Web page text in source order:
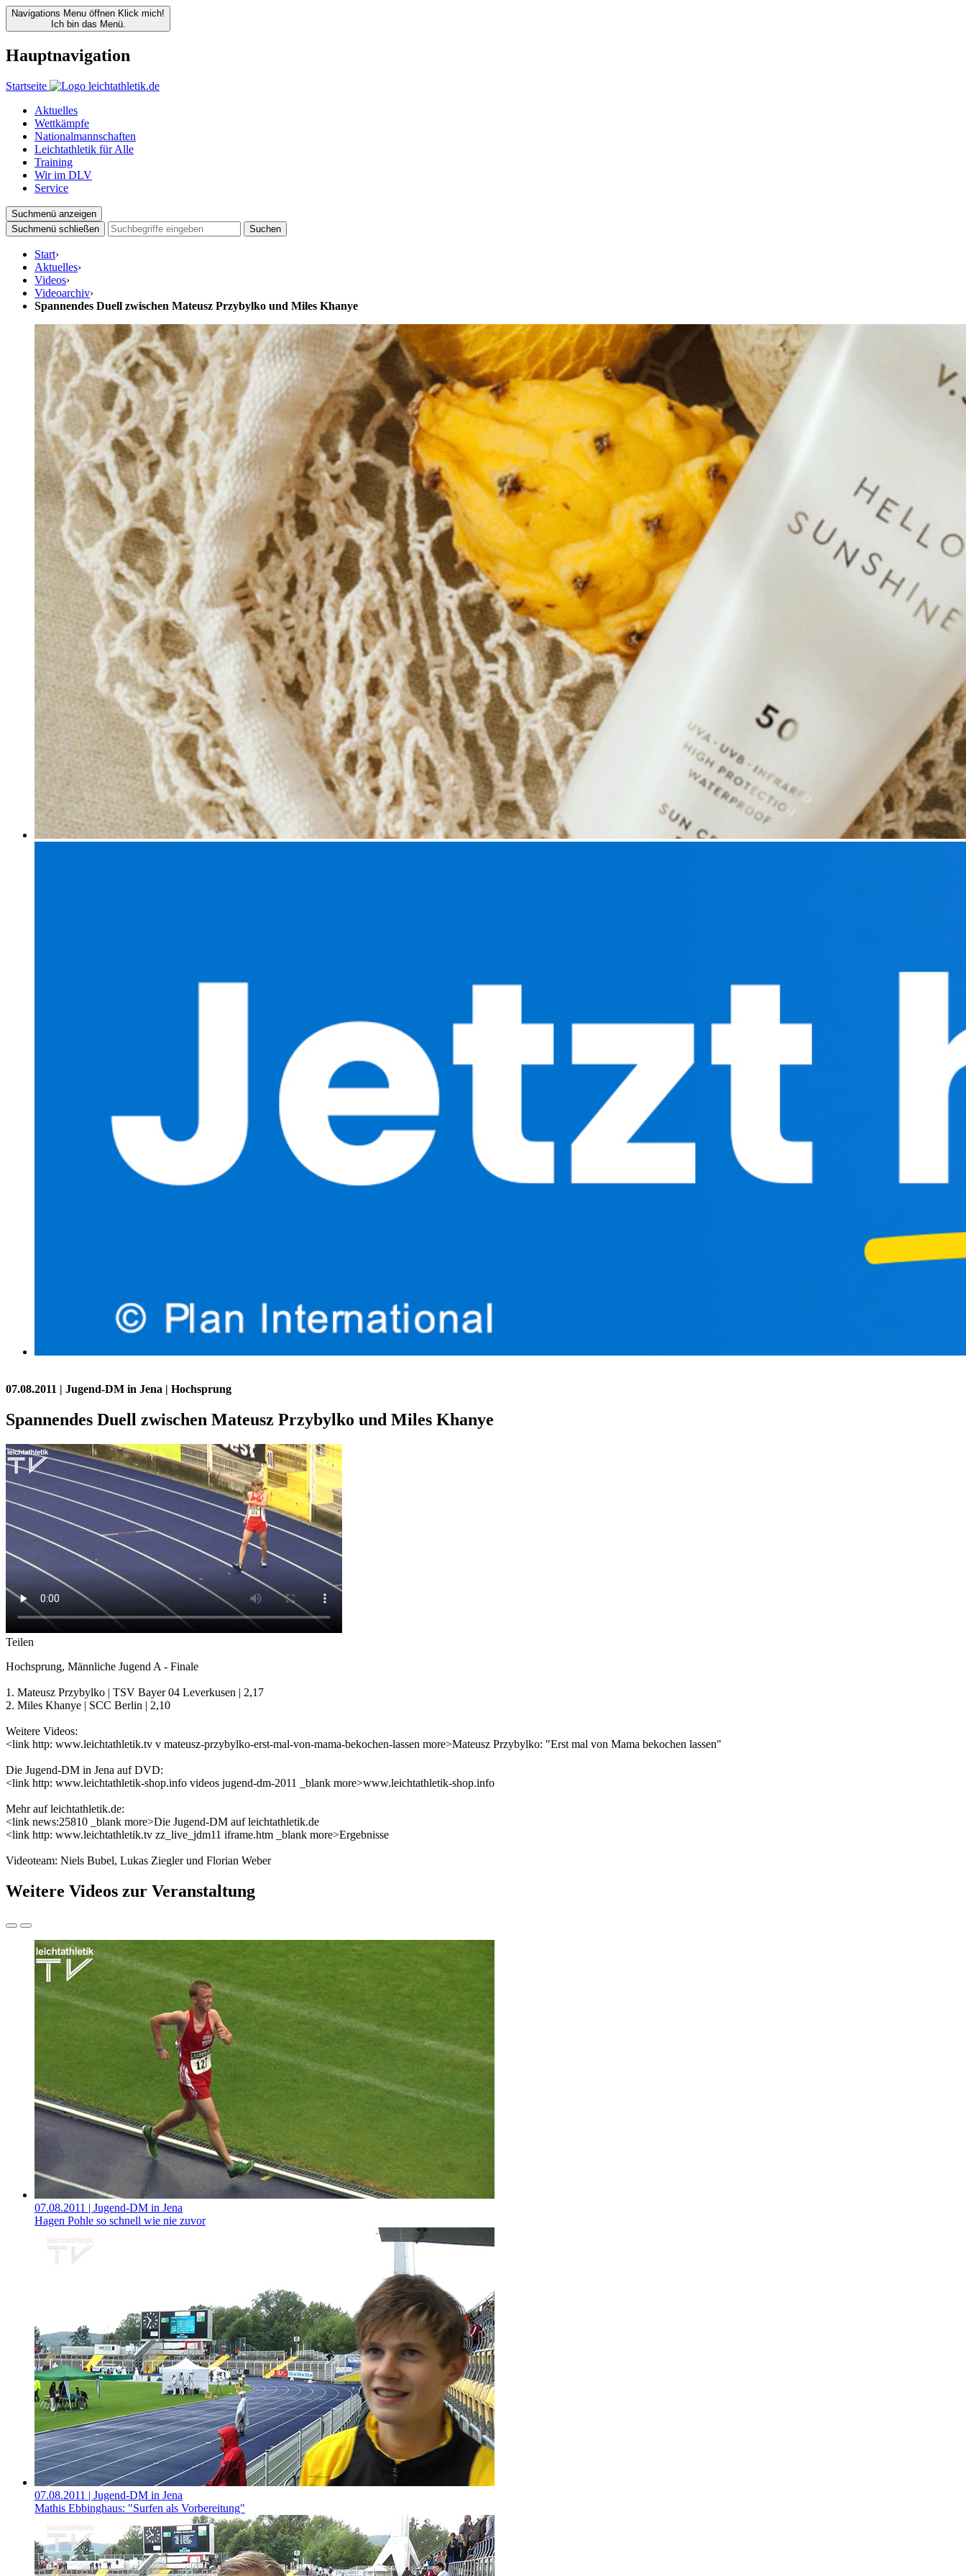
Navigations Menu öffnen Klick mich!
Ich bin das Menü.
Hauptnavigation
Startseite
Aktuelles
Wettkämpfe
Nationalmannschaften
Leichtathletik für Alle
Training
Wir im DLV
Service
Suchmenü anzeigen
Suchmenü schließen
Suchen
Start›
Aktuelles›
Videos›
Videoarchiv›
Spannendes Duell zwischen Mateusz Przybylko und Miles Khanye
07.08.2011 | Jugend-DM in Jena | Hochsprung
Spannendes Duell zwischen Mateusz Przybylko und Miles Khanye
Teilen
Hochsprung, Männliche Jugend A - Finale
1. Mateusz Przybylko | TSV Bayer 04 Leverkusen | 2,17
2. Miles Khanye | SCC Berlin | 2,10
Weitere Videos:
<link http: www.leichtathletik.tv v mateusz-przybylko-erst-mal-von-mama-bekochen-lassen more>Mateusz Przybylko: "Erst mal von Mama bekochen lassen"
Die Jugend-DM in Jena auf DVD:
<link http: www.leichtathletik-shop.info videos jugend-dm-2011 _blank more>www.leichtathletik-shop.info
Mehr auf leichtathletik.de:
<link news:25810 _blank more>Die Jugend-DM auf leichtathletik.de
<link http: www.leichtathletik.tv zz_live_jdm11 iframe.htm _blank more>Ergebnisse
Videoteam: Niels Bubel, Lukas Ziegler und Florian Weber
Weitere Videos zur Veranstaltung
07.08.2011 | Jugend-DM in Jena
Hagen Pohle so schnell wie nie zuvor
07.08.2011 | Jugend-DM in Jena
Mathis Ebbinghaus: "Surfen als Vorbereitung"